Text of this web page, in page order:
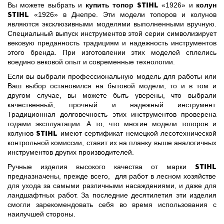
Вы можете выбрать и купить топор Stihl «1926» и колун
Stihl «1926» в Днепре. Эти модели топоров и колунов
являются эксклюзивными моделями выполненными вручную.
Специальный выпуск инструментов этой серии символизирует
вековую преданность традициям и надежность инструментов
этого бренда. При изготовлении этих моделей сплелись
воедино вековой опыт и современные технологии.
Если вы выбрали профессиональную модель для работы или
Ваш выбор остановился на бытовой модели, то и в том и
другом случае, вы можете быть уверены, что выбрали
качественный, прочный и надежный инструмент.
Традиционная долговечность этих инструментов проверена
годами эксплуатации. А то, что многие модели топоров и
колуновStihl имеют сертификат немецкой лесотехнической
контрольной комиссии, ставит их на планку выше аналогичных
инструментов других производителей.
Ручные изделия высокого качества от марки STIHL
предназначены, прежде всего, для работ в лесном хозяйстве
для ухода за самыми различными насаждениями, и даже для
ландшафтных работ. За последние десятилетия эти изделия
смогли зарекомендовать себя во время использования с
наилучшей стороны.